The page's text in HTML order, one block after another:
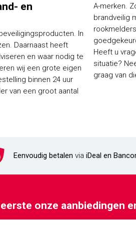
en
In
Daarnaast heeft
en waar nodig te
wij een grote eigen
binnen 24 uur
A-merken.
brandveilig
Heeft u
situatie?
graag van
Eenvoudig betalen via iDeal en
onze aanbiedingen